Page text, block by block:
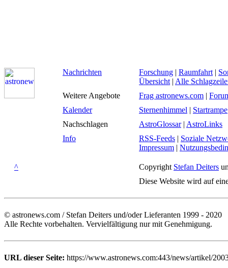
Nachrichten Forschung | Raumfahrt |
Übersicht | Alle
Weitere Angebote
Frag astronews.com |
Kalender
Sternenhimmel | Startrampe
Nachschlagen
AstroGlossar| AstroLinks
Info
RSS-Feeds | Soziale
Impressum |
^ Copyright Stefan Deiters
Diese Website wird auf
© astronews.com / Stefan Deiters und/oder Lieferanten 1999 - 2020
Alle Rechte vorbehalten. Vervielfältigung nur mit Genehmigung.
URL dieser Seite: https://www.astronews.com:443/news/artikel/